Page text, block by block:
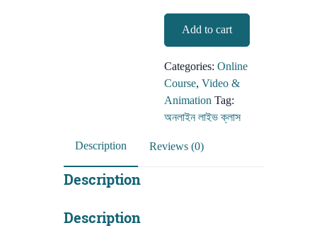
and
VFX
(Live
Course)
quantity
Add to cart
Categories: Online
Course, Video &
Animation Tag:
অনলাইন লাইভ ক্লাস
Description Reviews (0)
Description
Description